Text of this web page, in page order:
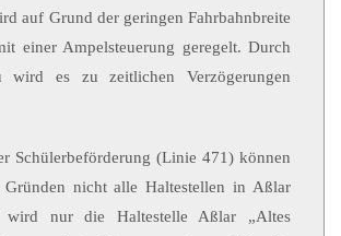
auf Grund der geringen Fahrbahnbreite
einer Ampelsteuerung geregelt. Durch
wird es zu zeitlichen Verzögerungen
Schülerbeförderung (Linie 471) können
Gründen nicht alle Haltestellen in Aßlar
wird nur die Haltestelle Aßlar „Altes